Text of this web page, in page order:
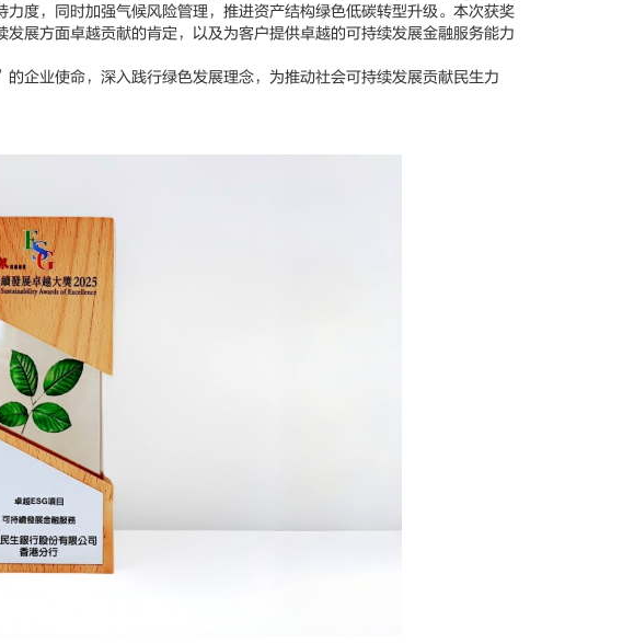
度，同时加强气候风险管理，推进资产结构绿色低碳转型升级。本次获奖
展方面卓越贡献的肯定，以及为客户提供卓越的可持续发展金融服务能力
业使命，深入践行绿色发展理念，为推动社会可持续发展贡献民生力